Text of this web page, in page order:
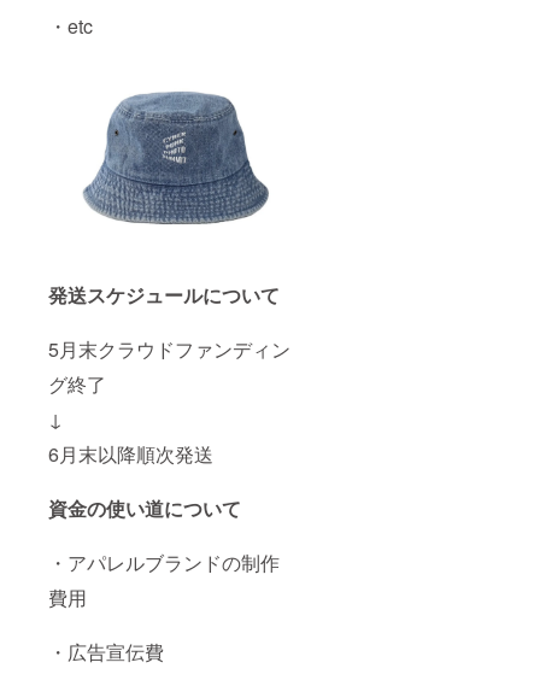
・etc
発送スケジュールについて
5月末クラウドファンディン
グ終了
↓
6月末以降順次発送
資金の使い道について
・アパレルブランドの制作
費用
・広告宣伝費